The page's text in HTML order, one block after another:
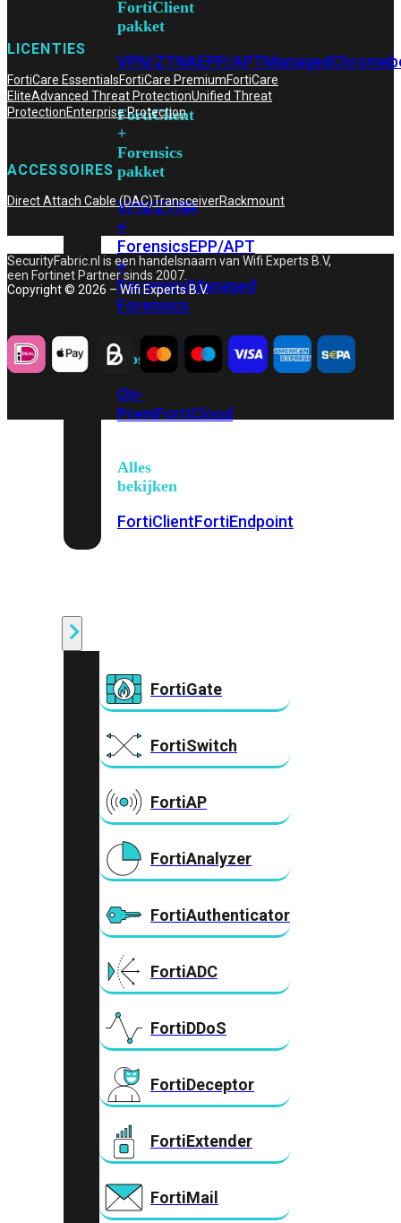
FortiClient
pakket
VPN/ZTNAEPP/APTManaged
FortiClient
+
Forensics
pakket
VPN/ZTNA
+
ForensicsEPP/APT
+
ForensicsManaged
Forensics
Hosting
On-
PremFortiCloud
Alles
bekijken
FortiClientFortiEndpoint
FortiGate
FortiSwitch
FortiAP
FortiAnalyzer
FortiAuthenticator
FortiADC
FortiDDoS
FortiDeceptor
FortiExtender
FortiMail
LICENTIES
FortiCare EssentialsFortiCare PremiumFortiCare
EliteAdvanced Threat ProtectionUnified Threat
ProtectionEnterprise Protection
ACCESSOIRES
Direct Attach Cable (DAC)TransceiverRackmount
SecurityFabric.nl is een handelsnaam van Wifi Experts B.V,
een Fortinet Partner sinds 2007.
Copyright © 2026 – Wifi Experts B.V.